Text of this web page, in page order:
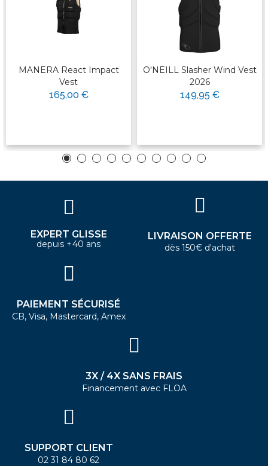
MANERA React Impact
Vest
165,00 €
O'NEILL Slasher Wind Vest
2026
149,95 €
EXPERT GLISSE
depuis +40 ans
LIVRAISON OFFERTE
dès 150€ d'achat
PAIEMENT SÉCURISÉ
CB, Visa, Mastercard, Amex
3X / 4X SANS FRAIS
Financement avec FLOA
SUPPORT CLIENT
02 31 84 80 62